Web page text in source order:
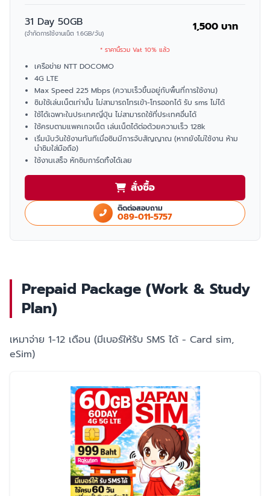
31 Day 50GB
(จำกัดการใช้งานเน็ต 1.6GB/วัน) 1,500 บาท
* ราคานี้รวม Vat 10% แล้ว
เครือข่าย NTT DOCOMO
4G LTE
Max Speed 225 Mbps (ความเร็วขึ้นอยู่กับพื้นที่การใช้งาน)
ซิมใช้เล่นเน็ตเท่านั้น ไม่สามารถโทรเข้า-โทรออกได้ รับ sms ไม่ได้
ใช้ได้เฉพาะในประเทศญี่ปุ่น ไม่สามารถใช้ที่ประเทศอื่นได้
ใช้ครบตามแพคเกจเน็ต เล่นเน็ตได้ต่อด้วยความเร็ว 128k
เริ่มนับวันใช้งานทันทีเมื่อซิมมีการจับสัญญาณ (หากยังไม่ใช้งาน ห้าม
นำซิมใส่มือถือ)
ใช้งานเสร็จ หักซิมการ์ดทิ้งได้เลย
สั่งซื้อ
ติดต่อสอบถาม
089-011-5757
Prepaid Package (Work & Study
Plan)
เหมาจ่าย 1-12 เดือน (มีเบอร์ให้รับ SMS ได้ - Card sim,
eSim)